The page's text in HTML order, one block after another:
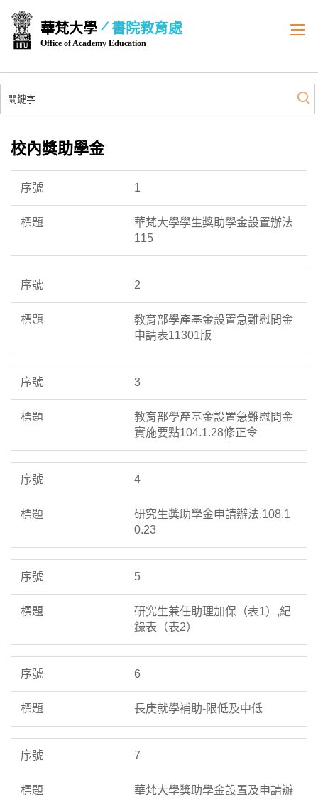
跳
到
主
容
區
華梵大學 書院教育處
Office of Academy Education
校內獎助學金
1
華梵大學學生獎助學金設置辦法
115
2
教育部學產基金設置急難慰問金
申請表11301版
3
教育部學產基金設置急難慰問金
實施要點104.1.28修正令
4
研究生獎助學金申請辦法.108.1
0.23
5
研究生兼任助理加保（表1）,紀
錄表（表2）
6
長庚就學補助-限低及中低
7
華梵大學獎助學金設置及申請辦